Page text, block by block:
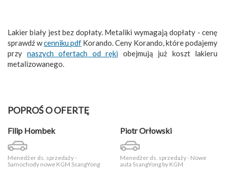
Lakier biały jest bez dopłaty. Metaliki wymagają dopłaty - cenę
sprawdź wcenniku pdf Korando. Ceny Korando, które podajemy
przy naszych ofertach od ręki obejmują już koszt lakieru
metalizowanego.
POPROŚ O OFERTĘ
Filip Hombek
Menedżer ds. sprzedaży -
Samochody nowe KGM SsangYong
Piotr Orłowski
Menedżer ds. sprzedaży - Nowe
auta SsangYong by KGM